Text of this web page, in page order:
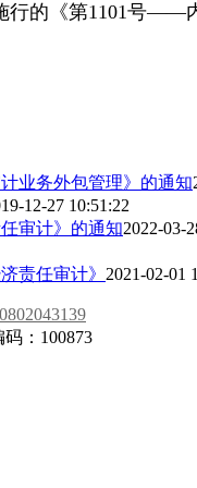
行的《第1101号——
业务外包管理》的通知
12-27 10:51:22
审计》的通知2022-03-
责任审计》 2021-02-01
：100873